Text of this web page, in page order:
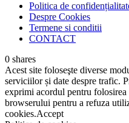
Politica de
Despre Cookies
Termene si conditii
CONTACT
0 shares
Acest site foloseşte diverse
serviciilor și date despre trafic.
exprimi acordul pentru
browserului pentru a refuza
cookies.Accept